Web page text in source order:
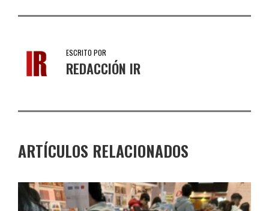
ESCRITO POR
REDACCIÓN IR
ARTÍCULOS RELACIONADOS